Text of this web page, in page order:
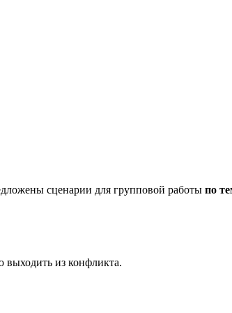
сценарии для групповой работы по
выходить из конфликта.